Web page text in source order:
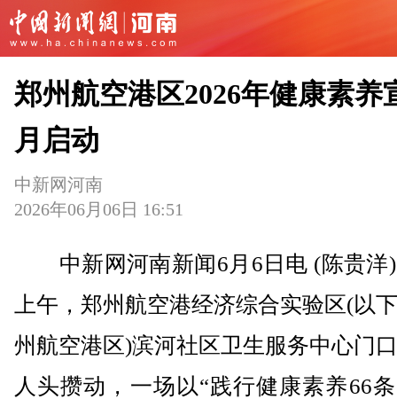
郑州航空港区2026年健康素养
月启动
中新网河南
2026年06月06日 16:51
中新网河南新闻6月6日电 (陈贵洋
上午，郑州航空港经济综合实验区(以
州航空港区)滨河社区卫生服务中心门
人头攒动，一场以“践行健康素养66